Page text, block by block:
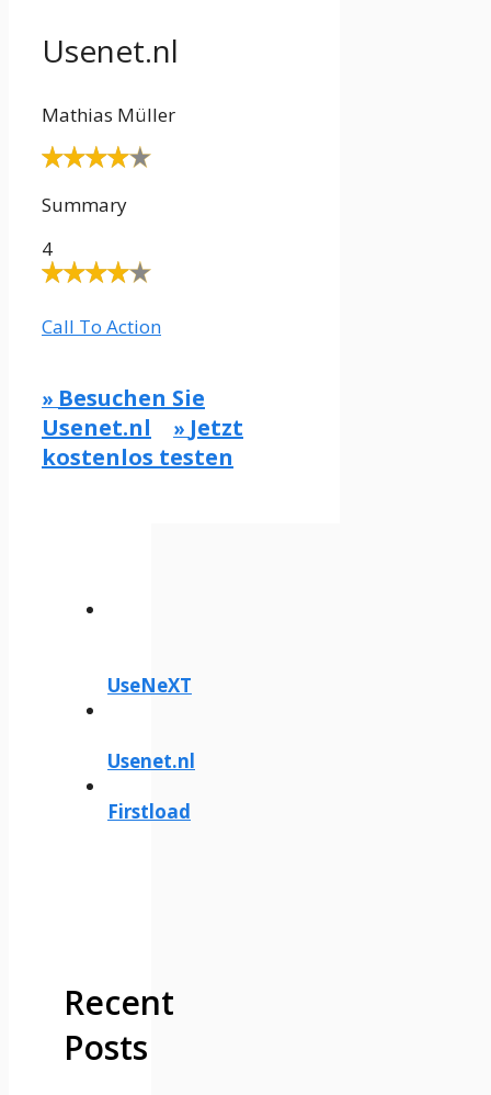
Usenet.nl
Mathias Müller
Summary
4
Call To Action
» Besuchen Sie
Usenet.nl
» Jetzt
kostenlos testen
UseNeXT
Usenet.nl
Firstload
Recent
Posts